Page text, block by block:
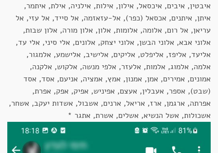
איבטין, איבים, איכסאל, אילון, אילות, אילניה, אילת, איתמר,
איתן, איתנים, אכסאל (כפר), אל-עזאזמה, אל סייד, אל עזי, אל
עריאן, אל רום, אלומה, אלומות, אלון, אלון מורה, אלון שבות,
אלוני אבא, אלוני הבשן, אלוני יצחק, אלונים, אלי סיני, אלי עד,
אליעד, אליפז, אליפלט, אליקים, אלישיב, אלישמע, אלמגור,
אלמה, אלמוג, אלמות, אלעזר, אלפי מנשה, אלקוש, אלקנה,
אמונים, אמירים, אמן, אמנון, אמץ, אמציה, אניעם, אסד, אסד
(שבט), אספר, אעבלין, אעצם, אפיניש, אפיק, אפק, אפרת,
אפרתה, ארגמן, ארז, אריאל, ארנים, אשבול, אשדות יעקב, אשחר,
אשכולות, אשל הנשיא, אשלים, אשרת, אתגר *